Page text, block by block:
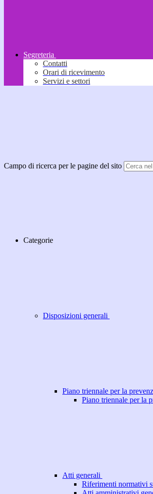
Segreteria
Contatti
Orari di ricevimento
Servizi e settori
Campo di ricerca per le pagine del sito
Categorie
Disposizioni generali
Piano triennale per la
Piano triennale per la
Atti generali
Riferimenti normativi